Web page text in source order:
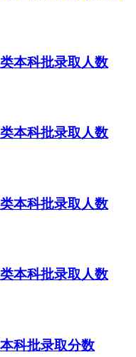
本科批录取人数
本科批录取人数
本科批录取人数
本科批录取人数
科批录取分数